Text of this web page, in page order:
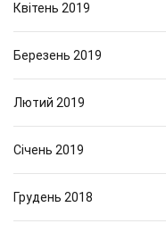
Квітень 2019
Березень 2019
Лютий 2019
Січень 2019
Грудень 2018